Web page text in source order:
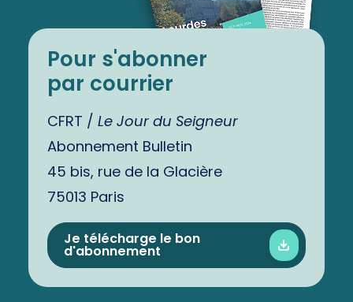
Pour s'abonner
par courrier
CFRT / Le Jour du Seigneur
Abonnement Bulletin
45 bis, rue de la Glacière
75013 Paris
Je télécharge le bon
d'abonnement